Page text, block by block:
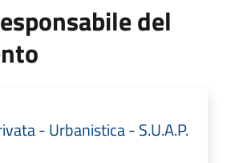
del
- Urbanistica - S.U.A.P.